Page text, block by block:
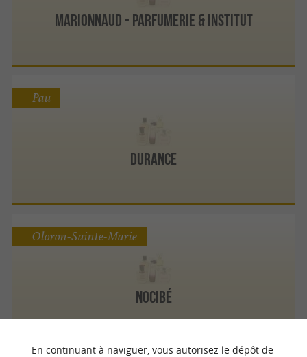
Marionnaud - Parfumerie & Institut
Durance
Pau
Nocibé
Oloron-Sainte-Marie
En continuant à naviguer, vous autorisez le dépôt de